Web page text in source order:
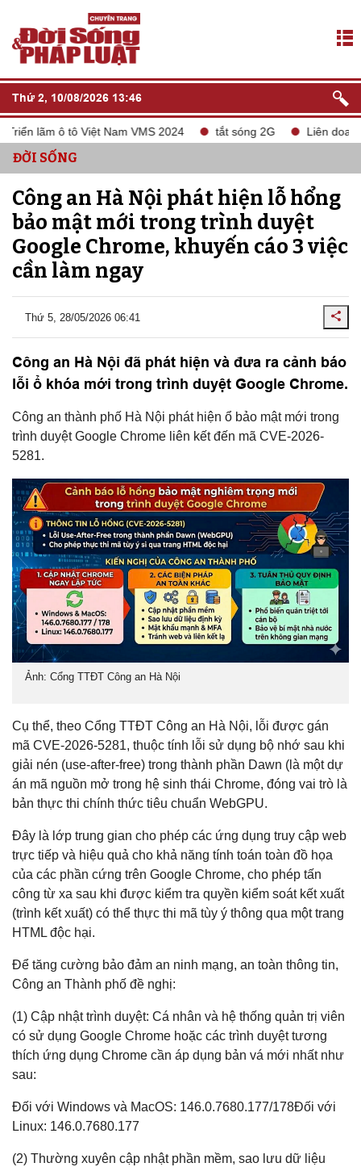
Thứ 2, 10/08/2026 13:46
lãm ô tô Việt Nam VMS 2024 tắt sóng 2G Liên doanh
ĐỜI SỐNG
Công an Hà Nội phát hiện lỗ hổng
bảo mật mới trong trình duyệt
Google Chrome, khuyến cáo 3 việc
cần làm ngay
Thứ 5, 28/05/2026 06:41
Công an Hà Nội đã phát hiện và đưa ra cảnh báo
lỗi ổ khóa mới trong trình duyệt Google Chrome.
Công an thành phố Hà Nội phát hiện ổ bảo mật mới trong
trình duyệt Google Chrome liên kết đến mã CVE-2026-
5281.
Ảnh: Cổng TTĐT Công an Hà Nội
Cụ thể, theo Cổng TTĐT Công an Hà Nội, lỗi được gán
mã CVE-2026-5281, thuộc tính lỗi sử dụng bộ nhớ sau khi
giải nén (use-after-free) trong thành phần Dawn (là một dự
án mã nguồn mở trong hệ sinh thái Chrome, đóng vai trò là
bản thực thi chính thức tiêu chuẩn WebGPU.
Đây là lớp trung gian cho phép các ứng dụng truy cập web
trực tiếp và hiệu quả cho khả năng tính toán toàn đồ họa
của các phần cứng trên Google Chrome, cho phép tấn
công từ xa sau khi được kiểm tra quyền kiểm soát kết xuất
(trình kết xuất) có thể thực thi mã tùy ý thông qua một trang
HTML độc hại.
Để tăng cường bảo đảm an ninh mạng, an toàn thông tin,
Công an Thành phố đề nghị:
(1) Cập nhật trình duyệt: Cá nhân và hệ thống quản trị viên
có sử dụng Google Chrome hoặc các trình duyệt tương
thích ứng dụng Chrome cần áp dụng bản vá mới nhất như
sau:
Đối với Windows và MacOS: 146.0.7680.177/178Đối với
Linux: 146.0.7680.177
(2) Thường xuyên cập nhật phần mềm, sao lưu dữ liệu